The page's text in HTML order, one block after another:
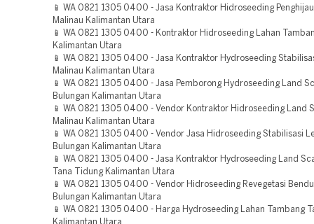
📱 WA 0821 1305 0400 - Jasa Kontraktor Hidroseeding
Malinau Kalimantan Utara
📱 WA 0821 1305 0400 - Kontraktor Hidroseeding Lahan
Kalimantan Utara
📱 WA 0821 1305 0400 - Jasa Kontraktor Hydroseeding
Malinau Kalimantan Utara
📱 WA 0821 1305 0400 - Jasa Pemborong Hydroseeding Land
Bulungan Kalimantan Utara
📱 WA 0821 1305 0400 - Vendor Kontraktor Hidroseeding Land
Malinau Kalimantan Utara
📱 WA 0821 1305 0400 - Vendor Jasa Hidroseeding Stabilisasi
Bulungan Kalimantan Utara
📱 WA 0821 1305 0400 - Jasa Kontraktor Hydroseeding Land
Tana Tidung Kalimantan Utara
📱 WA 0821 1305 0400 - Vendor Hidroseeding Revegetasi
Bulungan Kalimantan Utara
📱 WA 0821 1305 0400 - Harga Hydroseeding Lahan Tambang
Kalimantan Utara